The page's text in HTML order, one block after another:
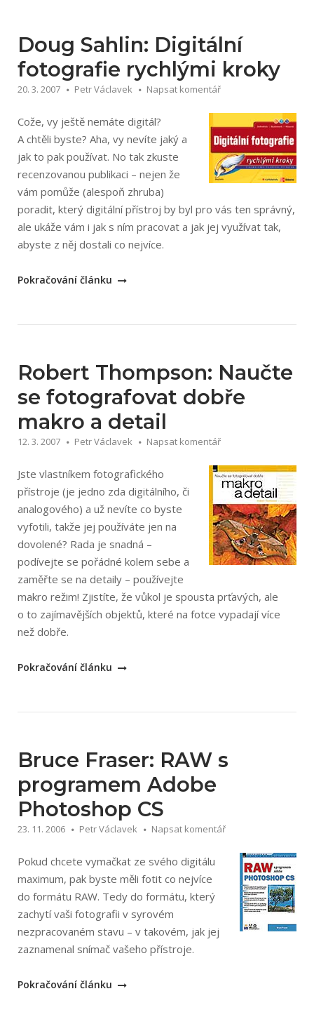
Doug Sahlin: Digitální
fotografie rychlými kroky
20. 3. 2007 Petr Václavek Napsat komentář
Cože, vy ještě nemáte digitál?
A chtěli byste? Aha, vy nevíte jaký a
jak to pak používat. No tak zkuste
recenzovanou publikaci – nejen že
vám pomůže (alespoň zhruba)
poradit, který digitální přístroj by byl pro vás ten správný,
ale ukáže vám i jak s ním pracovat a jak jej využívat tak,
abyste z něj dostali co nejvíce.
„Doug
kroky“
Pokračování článku
Robert Thompson: Naučte
se fotografovat dobře
makro a detail
12. 3. 2007 Petr Václavek Napsat komentář
Jste vlastníkem fotografického
přístroje (je jedno zda digitálního, či
analogového) a už nevíte co byste
vyfotili, takže jej používáte jen na
dovolené? Rada je snadná –
podívejte se pořádné kolem sebe a
zaměřte se na detaily – používejte
makro režim! Zjistíte, že vůkol je spousta prťavých, ale
o to zajímavějších objektů, které na fotce vypadají více
než dobře.
„Robert
dobře
a
detail“
Pokračování článku
Bruce Fraser: RAW s
programem Adobe
Photoshop CS
23. 11. 2006 Petr Václavek Napsat komentář
Pokud chcete vymačkat ze svého digitálu
maximum, pak byste měli fotit co nejvíce
do formátu RAW. Tedy do formátu, který
zachytí vaši fotografii v syrovém
nezpracovaném stavu – v takovém, jak jej
zaznamenal snímač vašeho přístroje.
„Bruce
Pokračování článku